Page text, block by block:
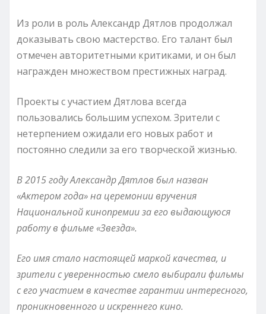
Из роли в роль Александр Дятлов продолжал
доказывать свою мастерство. Его талант был
отмечен авторитетными критиками, и он был
награжден множеством престижных наград.
Проекты с участием Дятлова всегда
пользовались большим успехом. Зрители с
нетерпением ожидали его новых работ и
постоянно следили за его творческой жизнью.
В 2015 году Александр Дятлов был назван
«Актером года» на церемонии вручения
Национальной кинопремии за его выдающуюся
работу в фильме «Звезда».
Его имя стало настоящей маркой качества, и
зрители с уверенностью смело выбирали фильмы
с его участием в качестве гарантии интересного,
проникновенного и искреннего кино.